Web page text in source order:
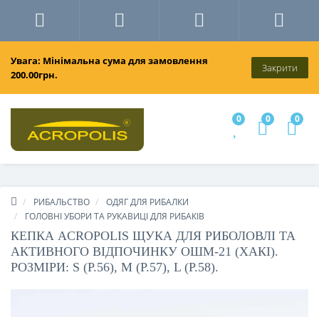
Увага: Мінімальна сума для замовлення
200.00грн.
Закрити
0 0 0
РИБАЛЬСТВО
ОДЯГ ДЛЯ РИБАЛКИ
ГОЛОВНІ УБОРИ ТА РУКАВИЦІ ДЛЯ РИБАКІВ
КЕПКА ACROPOLIS ЩУКА ДЛЯ РИБОЛОВЛІ ТА
АКТИВНОГО ВІДПОЧИНКУ ОШМ-21 (ХАКІ).
РОЗМІРИ: S (Р.56), M (Р.57), L (Р.58).